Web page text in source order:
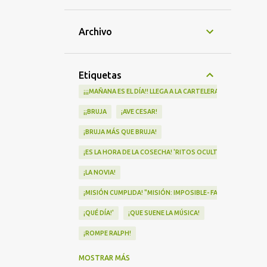
Archivo
Etiquetas
¡¡¡MAÑANA ES EL DÍA!! LLEGA A LA CARTELERA "MAD HEIDI"
¡¡BRUJA ¡AVE CESAR!
¡BRUJA MÁS QUE BRUJA!
¡ES LA HORA DE LA COSECHA! 'RITOS OCULTOS' LLEGA A
¡LA NOVIA!
¡MISIÓN CUMPLIDA! "MISIÓN: IMPOSIBLE- FALLOUT" Nº1 EN
¡QUÉ DÍA!' ¡QUE SUENE LA MÚSICA!
¡ROMPE RALPH!
¡VA POR NOSOTRAS!
MOSTRAR MÁS